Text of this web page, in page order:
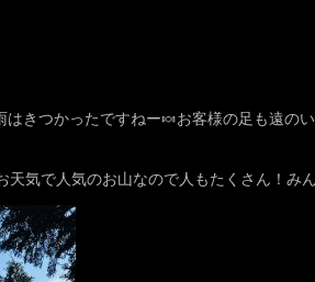
きつかったですねー🍬お客様の足も遠の
気で人気のお山なので人もたくさん！み